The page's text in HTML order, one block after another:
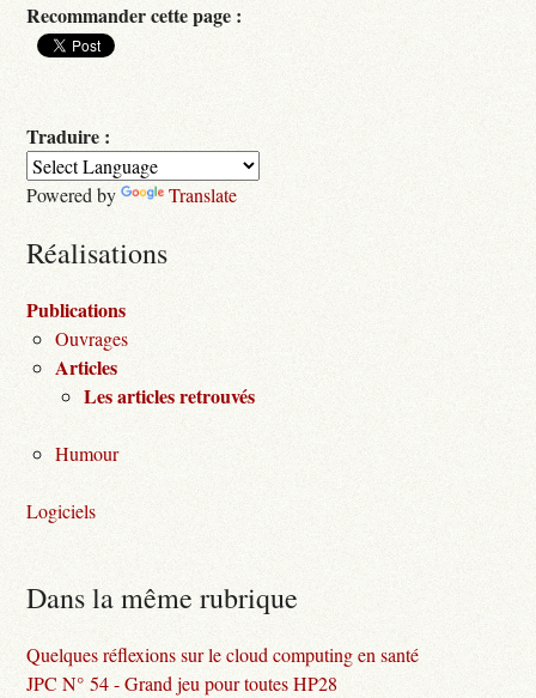
Recommander cette page :
Traduire :
Powered by Translate
Réalisations
Publications
Ouvrages
Articles
Les articles retrouvés
Humour
Logiciels
Dans la même rubrique
Quelques réflexions sur le cloud computing en santé
JPC N° 54 - Grand jeu pour toutes HP28